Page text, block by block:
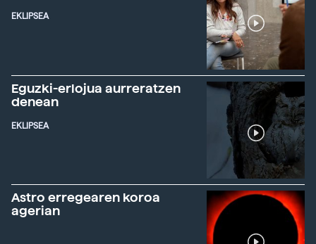
EKLIPSEA
Eguzki-erlojua aurreratzen
denean
EKLIPSEA
Astro erregearen koroa
agerian